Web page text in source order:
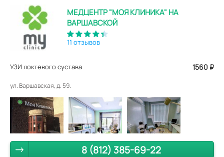
МЕДЦЕНТР "МОЯ КЛИНИКА" НА
ВАРШАВСКОЙ
11 отзывов
УЗИ локтевого сустава 1560 ₽
ул. Варшавская, д. 59.
8 (812) 385-69-22